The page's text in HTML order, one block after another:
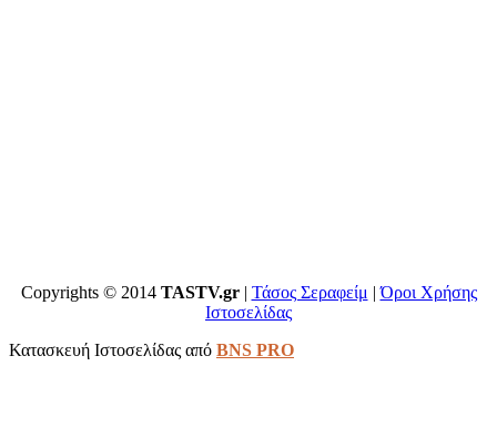
Copyrights © 2014 TASTV.gr| Τάσος Σεραφείμ |Όροι Χρήσης
Ιστοσελίδας
Κατασκευή Ιστοσελίδας από BNS PRO